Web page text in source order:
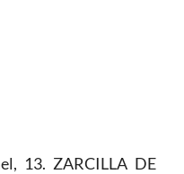
13. ZARCILLA DE